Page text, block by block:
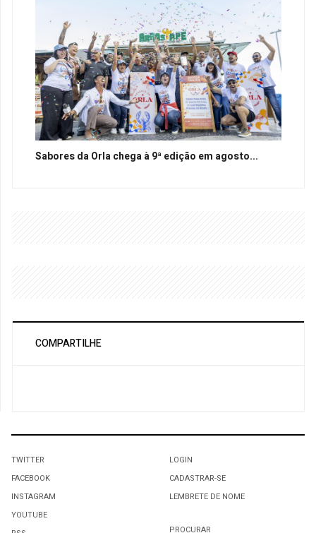
Sabores da Orla chega à 9ª edição em agosto...
COMPARTILHE
TWITTER
FACEBOOK
INSTAGRAM
YOUTUBE
LOGIN
CADASTRAR-SE
LEMBRETE DE NOME
PROCURAR